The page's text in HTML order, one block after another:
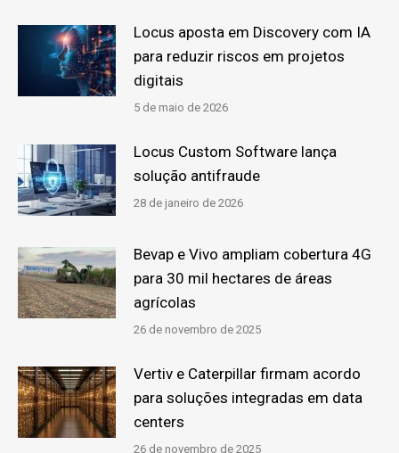
Locus aposta em Discovery com IA
para reduzir riscos em projetos
digitais
5 de maio de 2026
Locus Custom Software lança
solução antifraude
28 de janeiro de 2026
Bevap e Vivo ampliam cobertura 4G
para 30 mil hectares de áreas
agrícolas
26 de novembro de 2025
Vertiv e Caterpillar firmam acordo
para soluções integradas em data
centers
26 de novembro de 2025